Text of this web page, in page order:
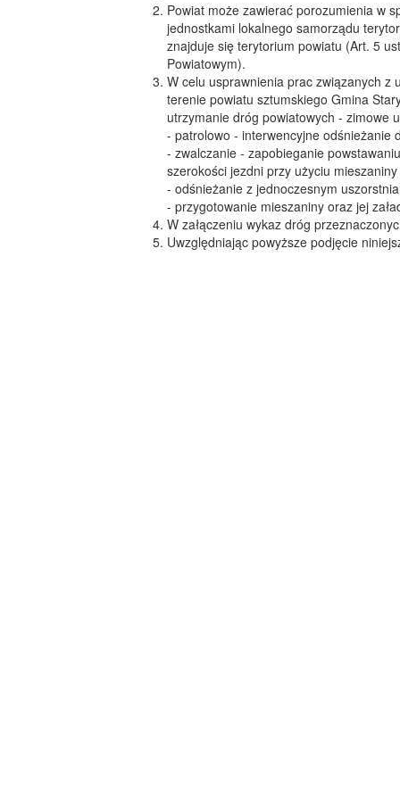
Powiat może zawierać porozumienia w
jednostkami lokalnego samorządu
znajduje się terytorium powiatu (Art. 5
Powiatowym).
W celu usprawnienia prac związanych z
terenie powiatu sztumskiego Gmina
utrzymanie dróg powiatowych - zimowe
- patrolowo - interwencyjne odśnieżanie
- zwalczanie - zapobieganie
szerokości jezdni przy użyciu
- odśnieżanie z jednoczesnym
- przygotowanie mieszaniny oraz jej
W załączeniu wykaz dróg
Uwzględniając powyższe podjęcie